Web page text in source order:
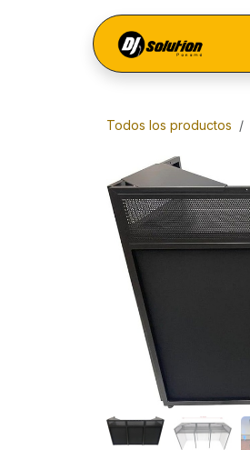
Todos los productos